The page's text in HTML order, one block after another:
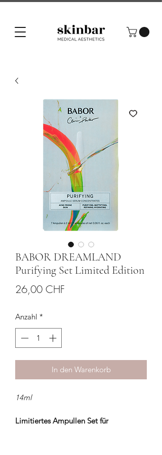
BABOR DREAMLAND
Purifying Set Limited Edition
26,00 CHF
Anzahl *
In den Warenkorb
14ml
Limitiertes Ampullen Set für